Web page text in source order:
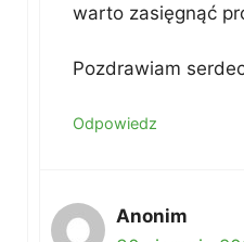
warto zasięgnąć
Pozdrawiam
Odpowiedz
Anonim